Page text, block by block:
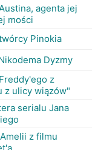
agenta jej
mości
Pinokia
Dyzmy
z
z ulicy wiązów"
serialu Jana
z filmu